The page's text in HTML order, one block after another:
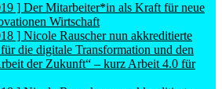
] Der Mitarbeiter*in als Kraft für neue
Wirtschaft
] Nicole Rauscher nun akkreditierte
die digitale Transformation und den
der Zukunft“ – kurz Arbeit 4.0 für